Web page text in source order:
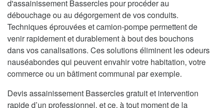
d'assainissement Bassercles pour procéder au
débouchage ou au dégorgement de vos conduits.
Techniques éprouvées et camion-pompe permettent de
venir rapidement et durablement à bout des bouchons
dans vos canalisations. Ces solutions éliminent les odeurs
nauséabondes qui peuvent envahir votre habitation, votre
commerce ou un bâtiment communal par exemple.
Devis assainissement Bassercles gratuit et intervention
rapide d’un professionnel, et ce, à tout moment de la